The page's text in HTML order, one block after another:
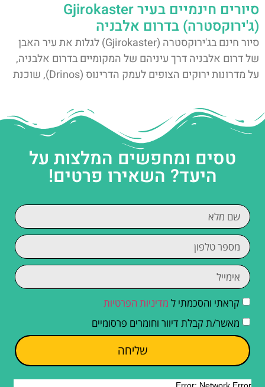
סיורים חינמיים בעיר Gjirokaster
(ג'ירוקסטרה) בדרום אלבניה
סיור חינם בג'ירוקסטרה (Gjirokaster) לגלות את עיר האבן
של דרום אלבניה דרך עיניהם של המקומיים בדרום אלבניה,
על מדרונות ירוקים הצופים לעמק הדרינוס (Drinos), שוכנת
טסים ומחפשים המלצות על
היעד? השאירו פרטים!
קראתי והסכמתי ל מדיניות הפרטיות
מאשר/ת קבלת דיוור וחומרים פרסומיים
שליחה